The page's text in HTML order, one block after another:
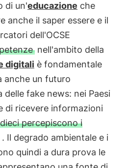
di un'educazione che
anche il saper essere e il
dell'OCSE
nell'ambito della
digitali è fondamentale
anche un futuro
fake news: nei Paesi
di ricevere informazioni
percepiscono i
. Il degrado ambientale e i
quindi a dura prova le